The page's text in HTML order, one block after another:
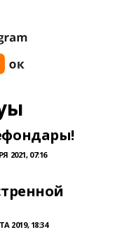
2021, 07:16
2019, 18:34